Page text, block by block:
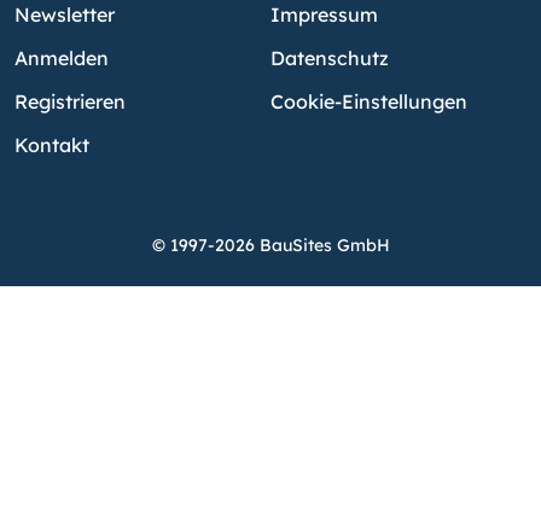
Newsletter
Anmelden
Registrieren
Kontakt
Impressum
Datenschutz
Cookie-Einstellungen
© 1997-2026 BauSites GmbH